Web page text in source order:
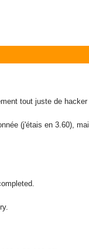
tout juste de
(j'étais en 3.60),